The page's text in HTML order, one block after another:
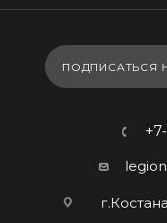
ПОДПИСАТЬСЯ